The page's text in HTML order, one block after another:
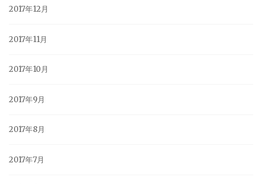
2017年12月
2017年11月
2017年10月
2017年9月
2017年8月
2017年7月